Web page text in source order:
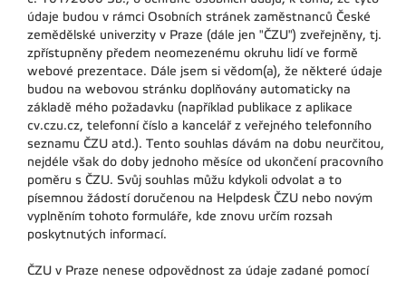
údaje budou v rámci Osobních stránek zaměstnanců České
zemědělské univerzity v Praze (dále jen "ČZU") zveřejněny, tj.
zpřístupněny předem neomezenému okruhu lidí ve formě
webové prezentace. Dále jsem si vědom(a), že některé údaje
budou na webovou stránku doplňovány automaticky na
základě mého požadavku (například publikace z aplikace
cv.czu.cz, telefonní číslo a kancelář z veřejného telefonního
seznamu ČZU atd.). Tento souhlas dávám na dobu neurčitou,
nejdéle však do doby jednoho měsíce od ukončení pracovního
poměru s ČZU. Svůj souhlas můžu kdykoli odvolat a to
písemnou žádostí doručenou na Helpdesk ČZU nebo novým
vyplněním tohoto formuláře, kde znovu určím rozsah
poskytnutých informací.
ČZU v Praze nenese odpovědnost za údaje zadané pomocí